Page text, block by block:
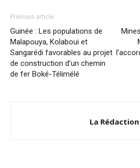
Previous article
Guinée : Les populations de
Malapouya, Kolaboui et
Sangarédi favorables au projet
de construction d’un chemin
de fer Boké-Télimélé
La Rédaction